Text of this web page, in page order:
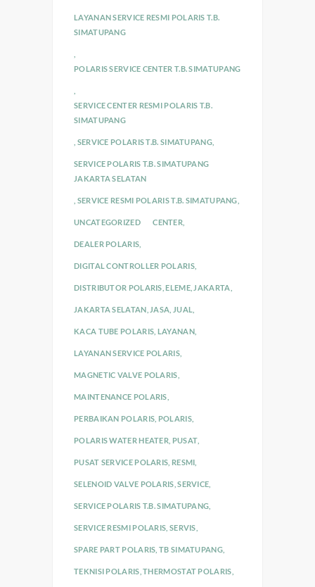
LAYANAN SERVICE RESMI POLARIS T.B.
SIMATUPANG
POLARIS SERVICE CENTER T.B. SIMATUPANG
SERVICE CENTER RESMI POLARIS T.B.
SIMATUPANG
SERVICE POLARIS T.B. SIMATUPANG,
SERVICE POLARIS T.B. SIMATUPANG
JAKARTA SELATAN
SERVICE RESMI POLARIS T.B. SIMATUPANG
UNCATEGORIZED CENTER
DEALER POLARIS
DIGITAL CONTROLLER POLARIS,
DISTRIBUTOR POLARIS ,ELEME, JAKARTA
JAKARTA SELATAN JASA JUAL
KACA TUBE POLARIS LAYANAN,
LAYANAN SERVICE POLARIS,
MAGNETIC VALVE POLARIS
MAINTENANCE POLARIS
PERBAIKAN POLARIS POLARIS,
POLARIS WATER HEATER PUSAT
PUSAT SERVICE POLARIS RESMI
SELENOID VALVE POLARIS ,SERVICE
SERVICE POLARIS T.B. SIMATUPANG
SERVICE RESMI POLARIS SERVIS
SPARE PART POLARIS ,TB SIMATUPANG,
TEKNISI POLARIS ,THERMOSTAT POLARIS